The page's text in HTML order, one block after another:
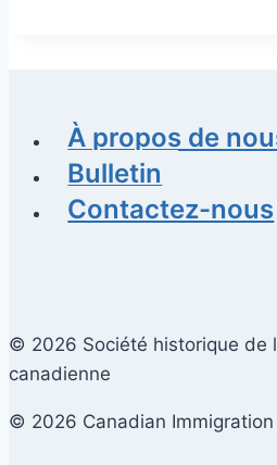
À propos de
Bulletin
Contactez-nous
© 2026 Société historique de
canadienne
© 2026 Canadian